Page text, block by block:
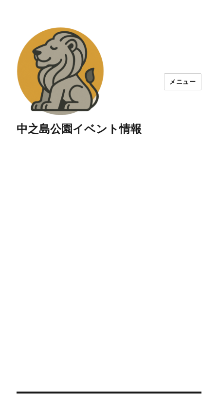
中之島公園イベント情報
メニュー